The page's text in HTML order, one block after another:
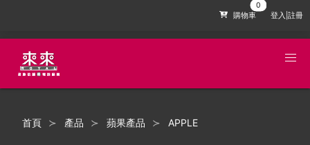
購物車 登入|註冊
首頁 產品 蘋果產品 APPLE